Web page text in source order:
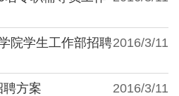
2016/3/11
院学生工作部招聘
2016/3/11
方案